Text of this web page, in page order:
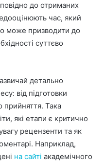
до отриманих
час, який
може призводити до
суттєво
детально
від підготовки
прийняття. Така
які етапи є критично
рецензенти та як
Наприклад,
на сайті академічного